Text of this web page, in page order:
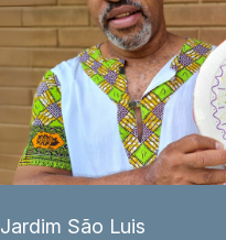
Jardim São Luis